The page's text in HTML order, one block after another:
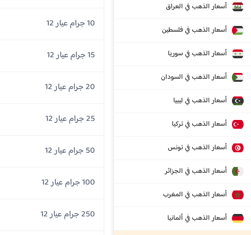
أسعار الذهب في العراق
أسعار الذهب في فلسطين
أسعار الذهب في سوريا
أسعار الذهب في السودان
أسعار الذهب في ليبيا
أسعار الذهب في تركيا
أسعار الذهب في تونس
أسعار الذهب في الجزائر
أسعار الذهب في المغرب
أسعار الذهب في ألمانيا
10 جرام عيار 12
15 جرام عيار 12
20 جرام عيار 12
25 جرام عيار 12
50 جرام عيار 12
100 جرام عيار 12
250 جرام عيار 12